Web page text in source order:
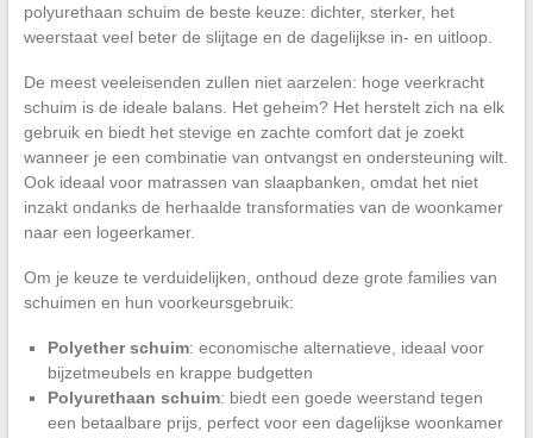
polyurethaan schuim de beste keuze: dichter, sterker, het
weerstaat veel beter de slijtage en de dagelijkse in- en uitloop.
De meest veeleisenden zullen niet aarzelen: hoge veerkracht
schuim is de ideale balans. Het geheim? Het herstelt zich na elk
gebruik en biedt het stevige en zachte comfort dat je zoekt
wanneer je een combinatie van ontvangst en ondersteuning wilt.
Ook ideaal voor matrassen van slaapbanken, omdat het niet
inzakt ondanks de herhaalde transformaties van de woonkamer
naar een logeerkamer.
Om je keuze te verduidelijken, onthoud deze grote families van
schuimen en hun voorkeursgebruik:
Polyether schuim: economische alternatieve, ideaal voor
bijzetmeubels en krappe budgetten
Polyurethaan schuim: biedt een goede weerstand tegen
een betaalbare prijs, perfect voor een dagelijkse woonkamer